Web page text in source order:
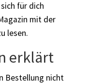
für dich
mit der
lesen.
erklärt
Bestellung nicht